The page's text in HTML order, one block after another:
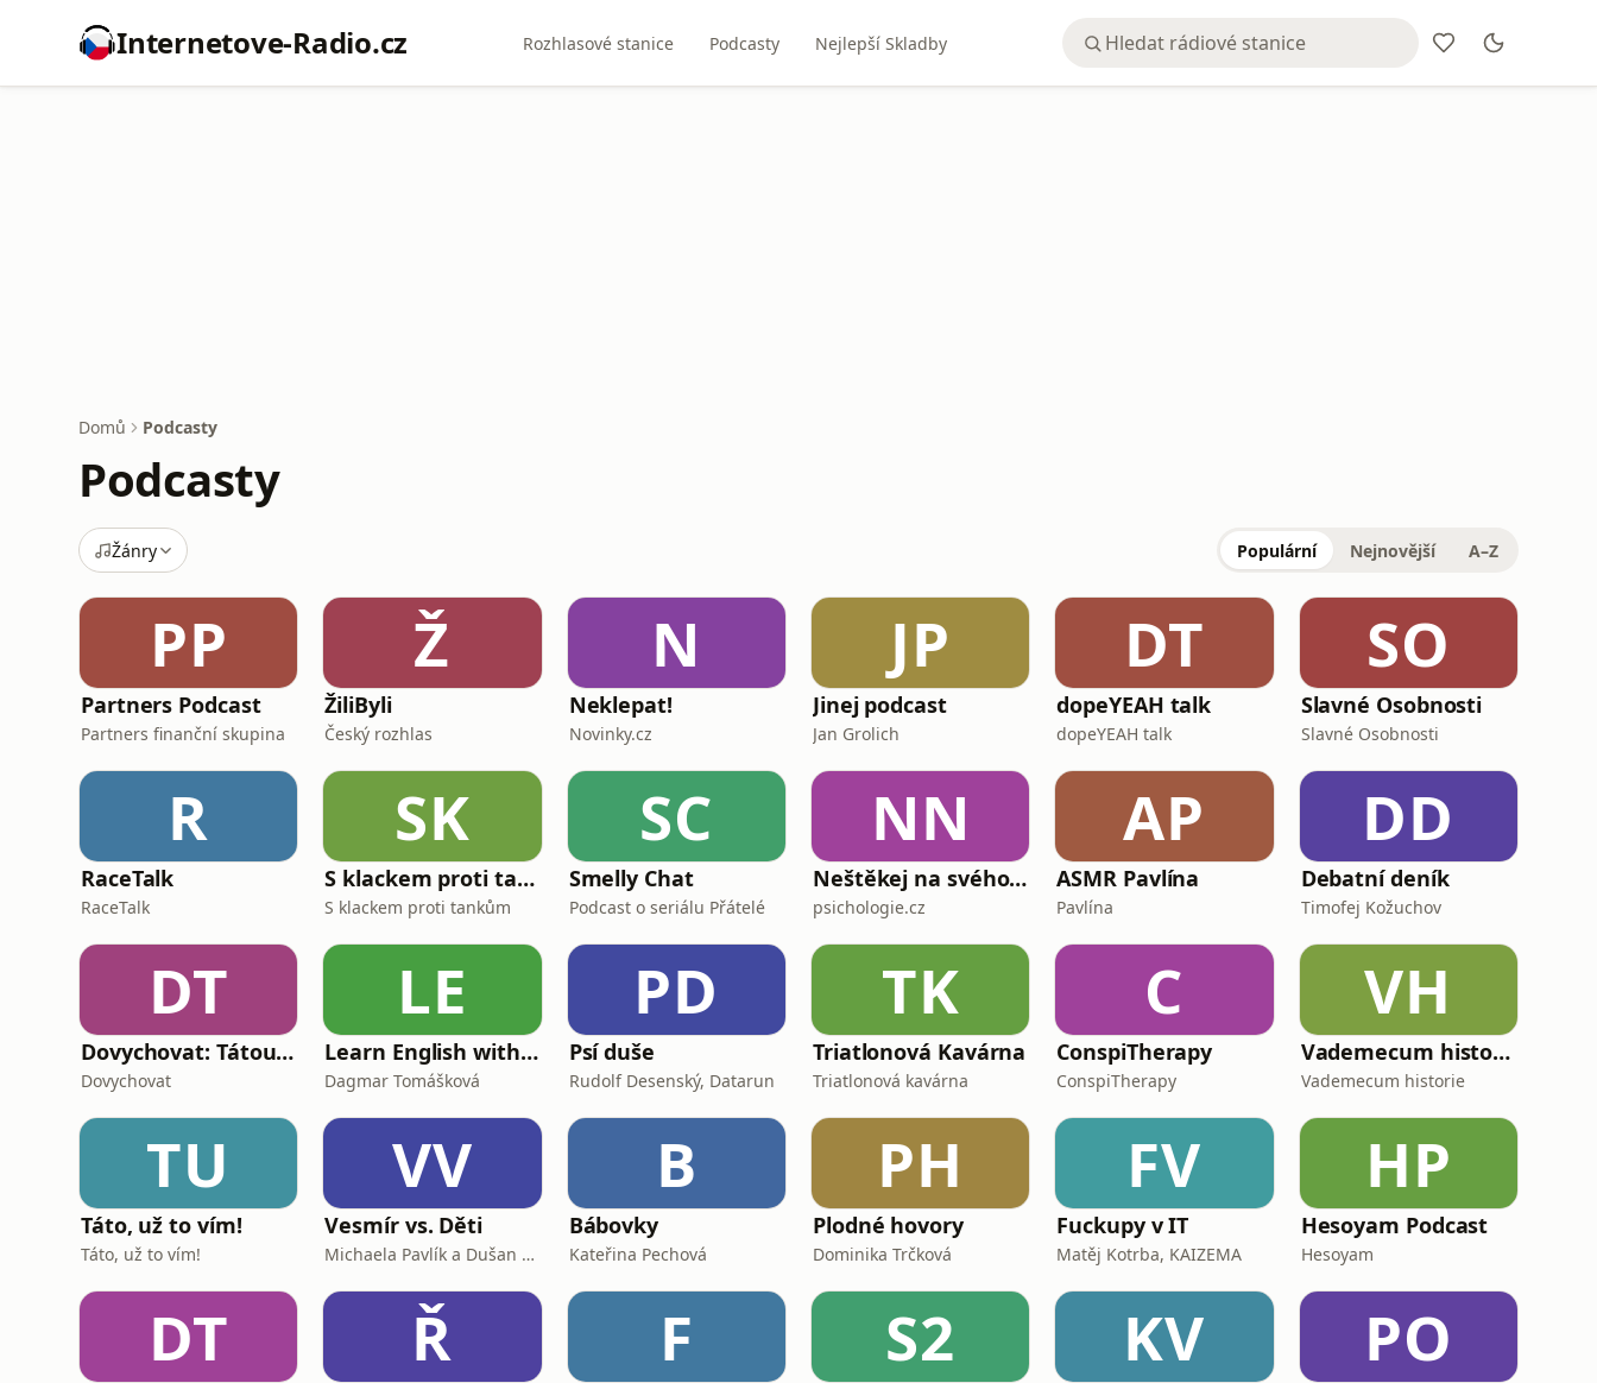
Internetove-Radio.cz Rozhlasové stanice Podcasty Nejlepší Skladby
Domů Podcasty
Podcasty
Žánry Populární Nejnovější A–Z
PP
Partners Podcast
Partners finanční skupina
Ž
ŽiliByli
Český rozhlas
N
Neklepat!
Novinky.cz
JP
Jinej podcast
Jan Grolich
DT
dopeYEAH talk
dopeYEAH talk
SO
Slavné Osobnosti
Slavné Osobnosti
R
RaceTalk
RaceTalk
SK
S klackem proti tankům
S klackem proti tankům
SC
Smelly Chat
Podcast o seriálu Přátelé
NN
Neštěkej na svého psa
psichologie.cz
AP
ASMR Pavlína
Pavlína
DD
Debatní deník
Timofej Kožuchov
DT
Dovychovat: Tátou na celý život
Dovychovat
LE
Learn English with: My Life and Other Funny Stories
Dagmar Tomášková
PD
Psí duše
Rudolf Desenský, Datarun
TK
Triatlonová Kavárna
Triatlonová kavárna
C
ConspiTherapy
ConspiTherapy
VH
Vademecum historie
Vademecum historie
TU
Táto, už to vím!
Táto, už to vím!
VV
Vesmír vs. Děti
Michaela Pavlík a Dušan Majer
B
Bábovky
Kateřina Pechová
PH
Plodné hovory
Dominika Trčková
FV
Fuckupy v IT
Matěj Kotrba, KAIZEMA
HP
Hesoyam Podcast
Hesoyam
DT Ř F S2 KV PO